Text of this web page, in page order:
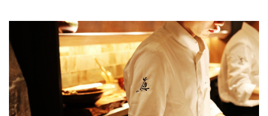
Company
Produce
FC & Licence